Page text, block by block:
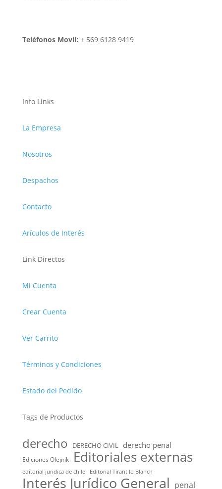
Teléfonos Movil: + 569 6128 9419
Info Links
La Empresa
Nosotros
Despachos
Contacto
Arículos de Interés
Link Directos
Mi Cuenta
Crear Cuenta
Ver Carrito
Términos y Condiciones
Estado del Pedido
Tags de Productos
derecho DERECHO CIVIL derecho penal
Ediciones Olejnik Editoriales externas
editorial juridica de chile Editorial Tirant lo Blanch
Interés Jurídico General penal